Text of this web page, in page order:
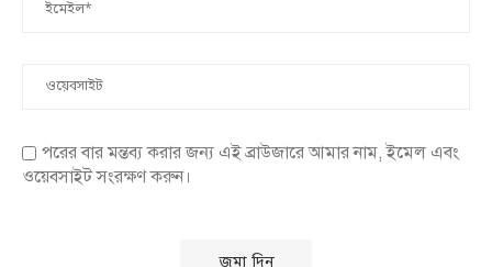
পরের বার মন্তব্য করার জন্য এই ব্রাউজারে আমার নাম, ইমেল এবং
ওয়েবসাইট সংরক্ষণ করুন।